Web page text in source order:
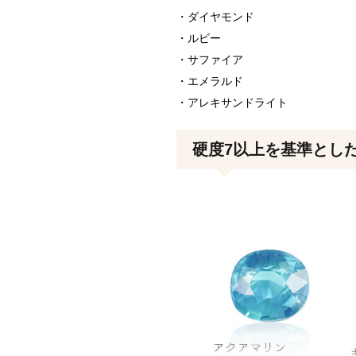
・ダイヤモンド
・ルビー
・サファイア
・エメラルド
・アレキサンドライト
硬度7以上を基準とし